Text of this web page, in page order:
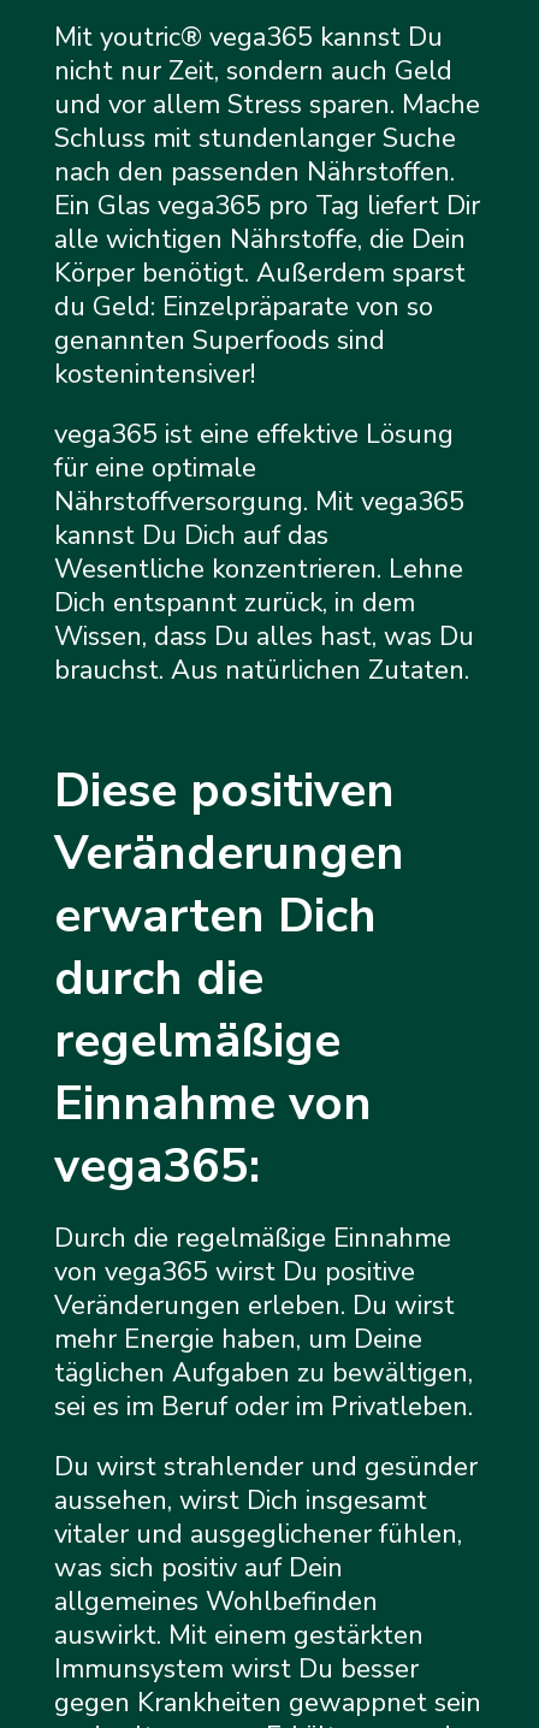
Mit youtric® vega365 kannst Du
nicht nur Zeit, sondern auch Geld
und vor allem Stress sparen. Mache
Schluss mit stundenlanger Suche
nach den passenden Nährstoffen.
Ein Glas vega365 pro Tag liefert Dir
alle wichtigen Nährstoffe, die Dein
Körper benötigt. Außerdem sparst
du Geld: Einzelpräparate von so
genannten Superfoods sind
kostenintensiver!
vega365 ist eine effektive Lösung
für eine optimale
Nährstoffversorgung. Mit vega365
kannst Du Dich auf das
Wesentliche konzentrieren. Lehne
Dich entspannt zurück, in dem
Wissen, dass Du alles hast, was Du
brauchst. Aus natürlichen Zutaten.
Diese positiven
Veränderungen
erwarten Dich
durch die
regelmäßige
Einnahme von
vega365:
Durch die regelmäßige Einnahme
von vega365 wirst Du positive
Veränderungen erleben. Du wirst
mehr Energie haben, um Deine
täglichen Aufgaben zu bewältigen,
sei es im Beruf oder im Privatleben.
Du wirst strahlender und gesünder
aussehen, wirst Dich insgesamt
vitaler und ausgeglichener fühlen,
was sich positiv auf Dein
allgemeines Wohlbefinden
auswirkt. Mit einem gestärkten
Immunsystem wirst Du besser
gegen Krankheiten gewappnet sein